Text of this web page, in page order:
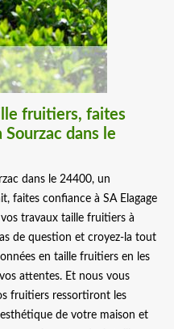
fruitiers, faites
Sourzac dans le
dans le 24400, un
faites confiance à SA Elagage
travaux taille fruitiers à
de question et croyez-la tout
en taille fruitiers en les
attentes. Et nous vous
fruitiers ressortiront les
de votre maison et